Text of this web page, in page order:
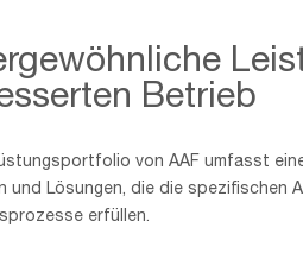
Betrieb
von AAF umfasst
und Lösungen, die die spezifischen
erfüllen.